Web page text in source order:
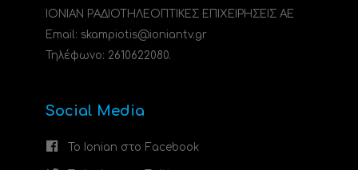
ΙΟΝΙΑΝ ΡΑΔΙΟΤΗΛΕΟΠΤΙΚΕΣ ΕΠΙΧΕΙΡΗΣΕΙΣ ΑΕ
Email: skampiotis@ioniantv.gr
Τηλέφωνο: 2610622080.
Social Media
Το Ionian στο Facebook